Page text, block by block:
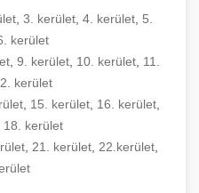
3. kerület 4. kerület 5.
kerület
, 9. kerület, 10. kerület, 11.
kerület
15. kerület 16. kerület
18. kerület
21. kerület 22.kerület